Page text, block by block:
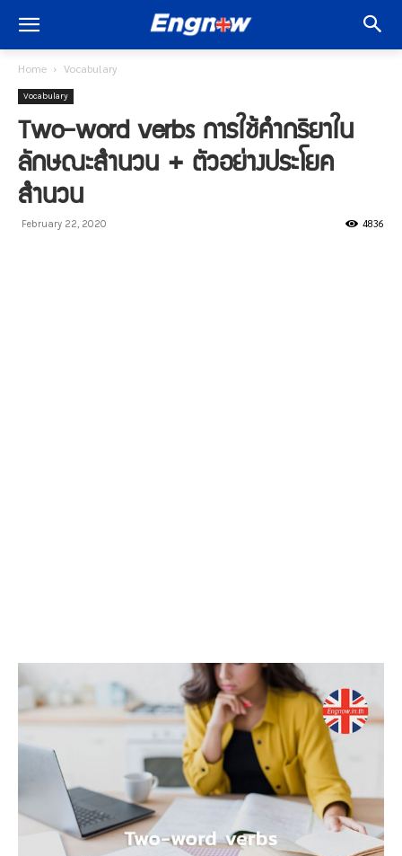
Home Vocabulary
Vocabulary
Two-word verbs การใช้คำกริยาใน
ลักษณะสำนวน + ตัวอย่างประโยค
สำนวน
February 22, 2020 4836